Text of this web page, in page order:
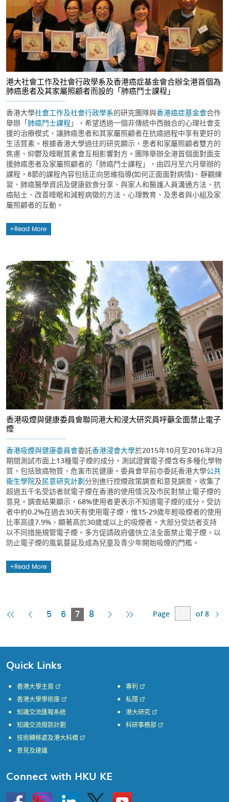
港大社會工作及社會行政學系及香港癌症基金會合辦全港首個為
肺癌患者及其家屬照顧者而設的「肺癌鬥士課程」
香港大學社會工作及社會行政學系的研究團隊與香港癌症基金會合作
舉辦「肺癌鬥士課程 」，希望透過一個非傳統中西融合的心理社會支
援的治療模式，讓肺癌患者和其家屬照顧者在抗癌過程中享有更好的
生活質素。根據香港大學過往的研究顯示，患者和家屬照顧者雙方的
焦慮、抑鬱及睡眠質素會互相影響對方。團隊舉辦全港首個面對面支
援肺癌患者及家屬照顧者的「肺癌鬥士課程」，由四月至六月舉辦的
課程，8節的課程內容包括正向思維指導(如何正面面對病情)、靜觀練
習、肺癌醫學資訊及健康飲食分享、與家人和醫護人員溝通方法、抗
癌貼士、改善睡眠和減輕病徵的方法、心理教育、及患者與小組及家
屬照顧者的互動。
Read More
香港吸煙與健康委員會聯同港大和浸大研究員呼籲全面禁止電子
煙
香港吸煙與健康委員會委託香港浸會大學於2015年10月至2016年2月
期間測試市面上13種電子煙的成分。測試證實電子煙含有多種化學物
質，包括致癌物質，危害市民健康。委員會早前亦委託香港大學公共
衞生學院及民意研究計劃分別進行控煙政策調查和意見調查，收集了
超過五千名受訪者就電子煙在香港的使用情況及市民對禁止電子煙的
意見。調查結果顯示，68%使用者更表示不知道電子煙的成分。受訪
者中約0.2%在過去30天有使用電子煙，惟15-29歲年輕吸煙者的使用
比率高達7.9%，顯著高於30歲或以上的吸煙者。大部分受訪者支持
以不同措施規管電子煙。多方促請政府儘快立法全面禁止電子煙，以
防止電子煙的風氣蔓延及成為兒童及青少年開始吸煙的門檻。
Read More
FirstPrevious
5 6 7Current
8
Next Last
Page of 8
Quick Links
香港大學主頁
香港大學學術庫
知識交流匯報系統
知識交流撥款計劃
專利
私隱
港大研究
科研事務部
技術轉移處及港大科橋
意見及建議
Connect with HKU KE
InstagramLinkedin Twitter
Go